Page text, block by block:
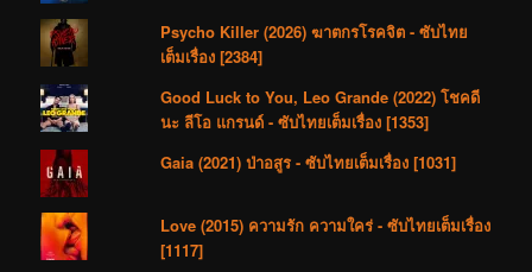
Psycho Killer (2026) ฆาตกรโรคจิต - ซับไทย
เต็มเรื่อง [2384]
Good Luck to You, Leo Grande (2022) โชคดี
นะ ลีโอ แกรนด์ - ซับไทยเต็มเรื่อง [1353]
Gaia (2021) ป่าอสูร - ซับไทยเต็มเรื่อง [1031]
Love (2015) ความรัก ความใคร่ - ซับไทยเต็มเรื่อง
[1117]